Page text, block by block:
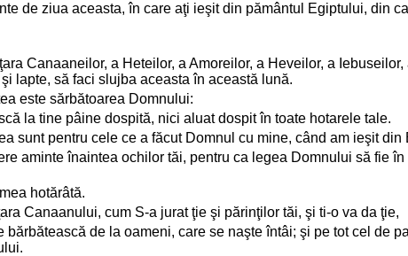
de ziua aceasta, în care aţi ieşit din pământul Egiptului, din
Canaaneilor, a Heteilor, a Amoreilor, a Heveilor, a
lapte, să faci slujba aceasta în această lună.
este sărbătoarea Domnului:
la tine pâine dospită, nici aluat dospit în toate hotarele tale.
sunt pentru cele ce a făcut Domnul cu mine, când am ieşit din
aminte înaintea ochilor tăi, pentru ca legea Domnului să fie
hotărâtă.
Canaanului, cum S-a jurat ţie şi părinţilor tăi, şi ti-o va da ţie,
de la oameni, care se naşte întâi; şi pe tot cel de